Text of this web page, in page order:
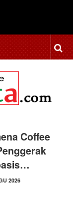
Coffee
2026